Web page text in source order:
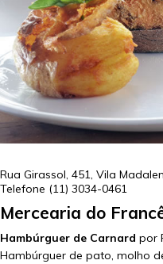
Rua Girassol, 451, Vila
Telefone (11) 3034-0461
Mercearia do
Hambúrguer de Carnard por
Hambúrguer de pato, molho